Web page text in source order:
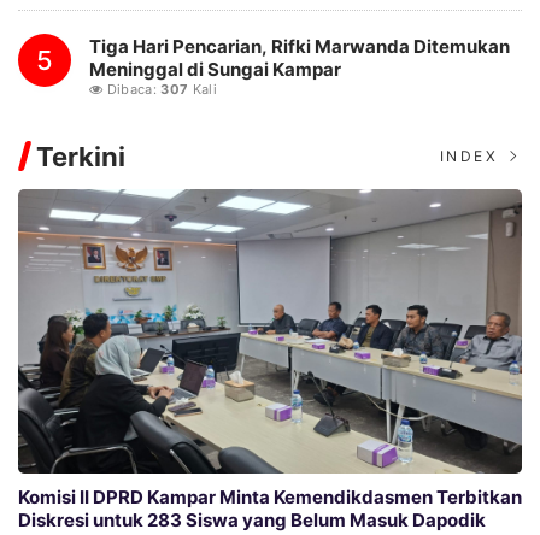
5
Tiga Hari Pencarian, Rifki Marwanda Ditemukan
Meninggal di Sungai Kampar
Dibaca:307 Kali
Terkini INDEX
Komisi II DPRD Kampar Minta Kemendikdasmen Terbitkan
Diskresi untuk 283 Siswa yang Belum Masuk Dapodik